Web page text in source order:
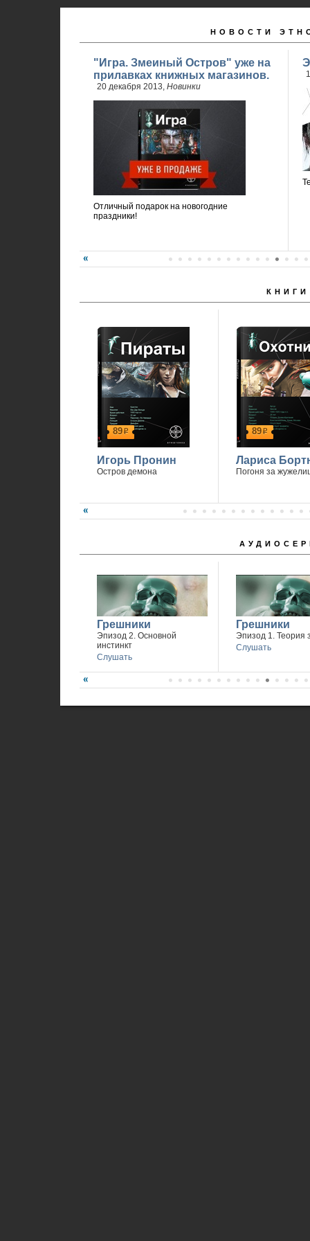
НОВОСТИ
"Игра. Змеиный Остров" уже на
прилавках книжных магазинов.
20 декабря 2013, Новинки
Отличный подарок на новогодние
праздники!
КНИГИ
89р
Игорь Пронин
Остров демона
89р
Лариса
Погоня за
Грешники
Эпизод 2. Основной
инстинкт
Слушать
Грешники
Эпизод 1. Теория
Слушать